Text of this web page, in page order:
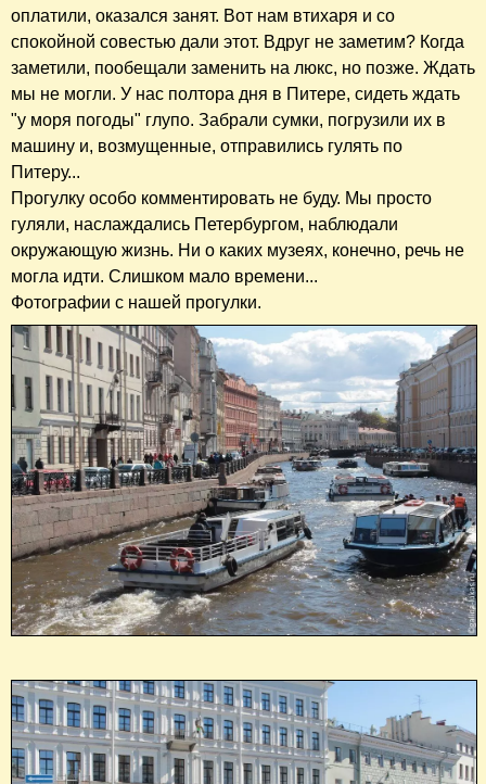
оплатили, оказался занят. Вот нам втихаря и со
спокойной совестью дали этот. Вдруг не заметим? Когда
заметили, пообещали заменить на люкс, но позже. Ждать
мы не могли. У нас полтора дня в Питере, сидеть ждать
"у моря погоды" глупо. Забрали сумки, погрузили их в
машину и, возмущенные, отправились гулять по
Питеру...
Прогулку особо комментировать не буду. Мы просто
гуляли, наслаждались Петербургом, наблюдали
окружающую жизнь. Ни о каких музеях, конечно, речь не
могла идти. Слишком мало времени...
Фотографии с нашей прогулки.